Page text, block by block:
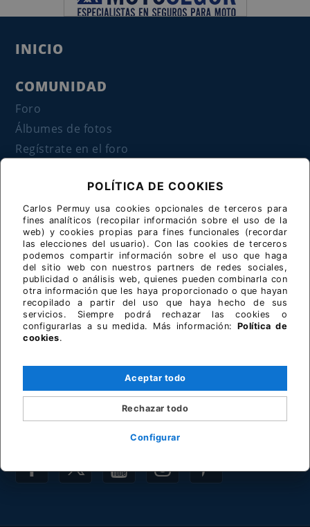
INICIO
COMUNIDAD
Foro
Álbumes de fotos
Regístrate en el foro
SEGUROS
Seguros de moto
COMPRA-VENTA
Tienda BMWMOTOS.COM
Empresas BMW
Clasificados
Rutas GPS
Mantenimiento
POLÍTICA DE COOKIES
Carlos Permuy usa cookies opcionales de terceros para
fines analíticos (recopilar información sobre el uso de la
web) y cookies propias para fines funcionales (recordar
las elecciones del usuario). Con las cookies de terceros
podemos compartir información sobre el uso que haga
del sitio web con nuestros partners de redes sociales,
publicidad o análisis web, quienes pueden combinarla con
otra información que les haya proporcionado o que hayan
recopilado a partir del uso que haya hecho de sus
servicios. Siempre podrá rechazar las cookies o
configurarlas a su medida. Más información: Política de
cookies.
Configurar
Rechazar todo
Aceptar todo